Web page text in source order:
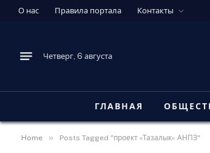
О нас Правила портала Контакты
Четверг, 6 августа
ГЛАВНАЯ
Home » Posts Tagged "проект «Тазалык» АНПЗ"